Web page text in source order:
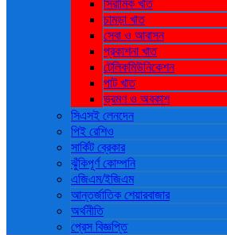
সিরামিক খাত
চামড়া খাত
সেবা ও আবাসন
প্রকাশনা খাত
টেলিকমিউনিকেশন
পাট খাত
ভ্রমণ ও ‍অবকাশ
সিএসই লেনদেন
পিই রেশিও
সার্কিট ব্রেকার
ঝুঁকিপূর্ণ কোম্পনি
এজিএম/ইজিএম
আন্তর্জাতিক শেয়ারবাজার
অর্থনীতি
প্রেস বিজ্ঞপ্তি